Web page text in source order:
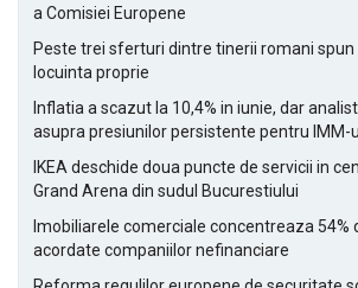
a Comisiei Europene
Peste trei sferturi dintre tinerii romani spun
locuinta proprie
Inflatia a scazut la 10,4% in iunie, dar
asupra presiunilor persistente pentru IMM-
IKEA deschide doua puncte de servicii in
Grand Arena din sudul Bucurestiului
Imobiliarele comerciale concentreaza 54%
acordate companiilor nefinanciare